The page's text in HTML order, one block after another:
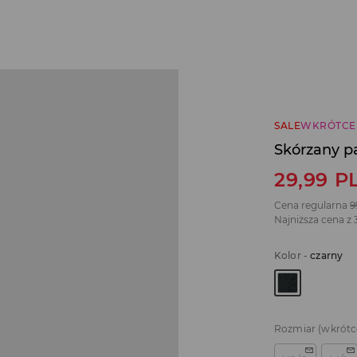
SALE
Skórzany
29,99
Cena regularna
Najniższa cena
Kolor-czarny
Rozmiar